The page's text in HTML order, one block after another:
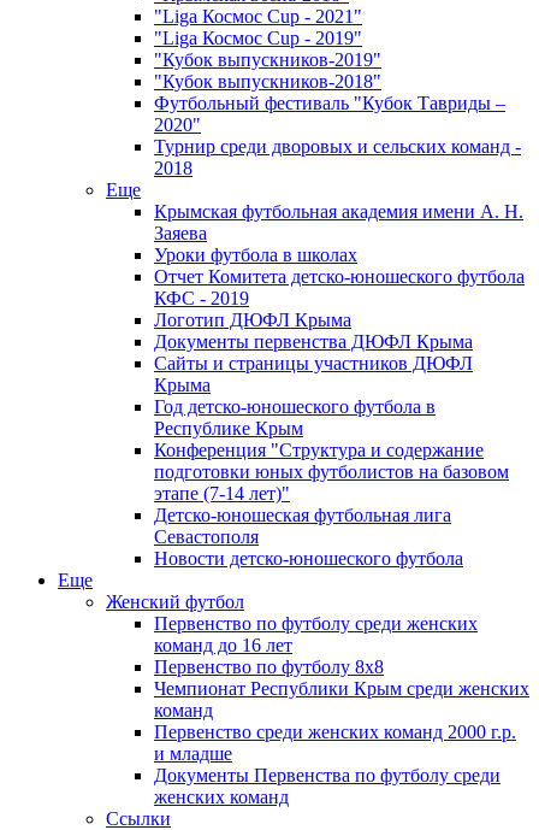
"Liga Космос Cup - 2021"
"Liga Космос Cup - 2019"
"Кубок выпускников-2019"
"Кубок выпускников-2018"
Футбольный фестиваль "Кубок Тавриды –
2020"
Турнир среди дворовых и сельских команд -
2018
Еще
Крымская футбольная академия имени А. Н.
Заяева
Уроки футбола в школах
Отчет Комитета детско-юношеского футбола
КФС - 2019
Логотип ДЮФЛ Крыма
Документы первенства ДЮФЛ Крыма
Сайты и страницы участников ДЮФЛ
Крыма
Год детско-юношеского футбола в
Республике Крым
Конференция "Структура и содержание
подготовки юных футболистов на базовом
этапе (7-14 лет)"
Детско-юношеская футбольная лига
Севастополя
Новости детско-юношеского футбола
Еще
Женский футбол
Первенство по футболу среди женских
команд до 16 лет
Первенство по футболу 8х8
Чемпионат Республики Крым среди женских
команд
Первенство среди женских команд 2000 г.р.
и младше
Документы Первенства по футболу среди
женских команд
Ссылки